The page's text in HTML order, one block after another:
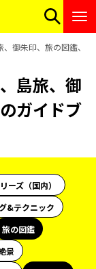
、御朱印、旅の図鑑、
島旅、御
ガイドブ
ーズ（国内）
&テクニック
旅の図鑑
景